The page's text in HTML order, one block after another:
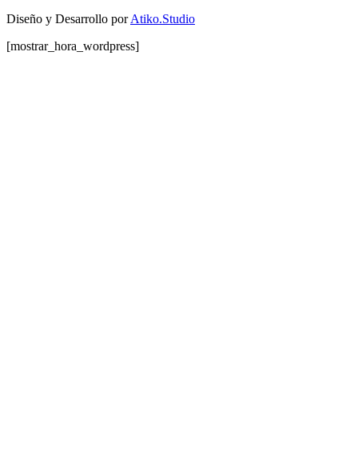
Diseño y Desarrollo porAtiko.Studio
[mostrar_hora_wordpress]